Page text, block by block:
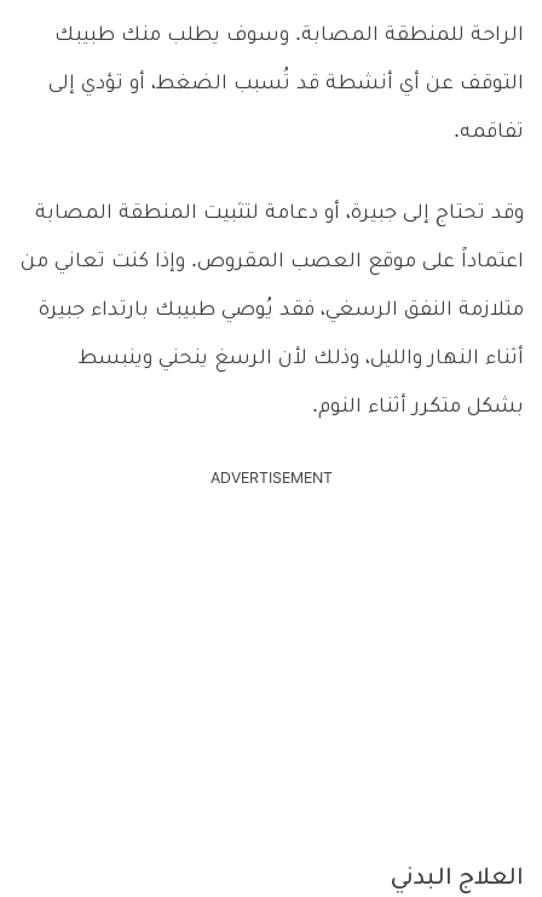
الراحة للمنطقة المصابة. وسوف يطلب منك طبيبك
التوقف عن أي أنشطة قد تُسبب الضغط، أو تؤدي إلى
تفاقمه.
وقد تحتاج إلى جبيرة، أو دعامة لتثبيت المنطقة المصابة
اعتماداً على موقع العصب المقروص. وإذا كنت تعاني من
متلازمة النفق الرسغي، فقد يُوصي طبيبك بارتداء جبيرة
أثناء النهار والليل، وذلك لأن الرسغ ينحني وينبسط
بشكل متكرر أثناء النوم.
ADVERTISEMENT
العلاج البدني